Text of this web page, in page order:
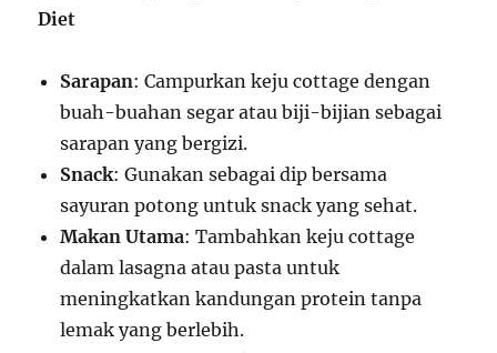
Diet
Sarapan: Campurkan keju cottage dengan
buah-buahan segar atau biji-bijian sebagai
sarapan yang bergizi.
Snack: Gunakan sebagai dip bersama
sayuran potong untuk snack yang sehat.
Makan Utama: Tambahkan keju cottage
dalam lasagna atau pasta untuk
meningkatkan kandungan protein tanpa
lemak yang berlebih.